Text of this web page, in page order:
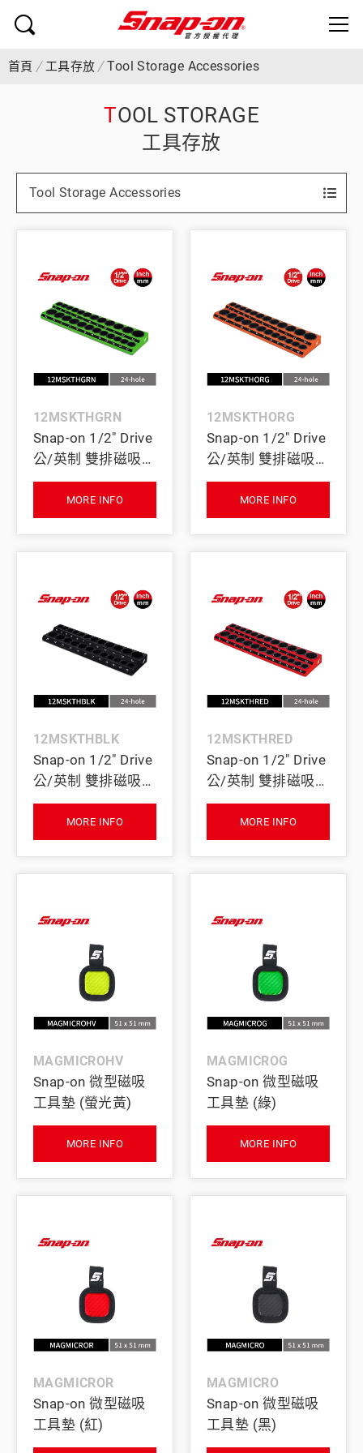
首頁 工具存放 Tool Storage Accessories
TOOL STORAGE
工具存放
Tool Storage Accessories
12MSKTHGRN
Snap-on 1/2" Drive
公/英制 雙排磁吸式
四分套筒收納座
MORE INFO
12MSKTHORG
Snap-on 1/2" Drive
公/英制 雙排磁吸式
四分套筒收納座
MORE INFO
12MSKTHBLK
Snap-on 1/2" Drive
公/英制 雙排磁吸式
四分套筒收納座
MORE INFO
12MSKTHRED
Snap-on 1/2" Drive
公/英制 雙排磁吸式
四分套筒收納座
MORE INFO
MAGMICROHV
Snap-on 微型磁吸
工具墊 (螢光黃)
MORE INFO
MAGMICROG
Snap-on 微型磁吸
工具墊 (綠)
MORE INFO
MAGMICROR
Snap-on 微型磁吸
工具墊 (紅)
MAGMICRO
Snap-on 微型磁吸
工具墊 (黑)